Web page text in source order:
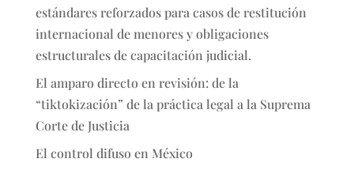
estándares reforzados para casos de restitución
internacional de menores y obligaciones
estructurales de capacitación judicial.
El amparo directo en revisión: de la
“tiktokización” de la práctica legal a la Suprema
Corte de Justicia
El control difuso en México